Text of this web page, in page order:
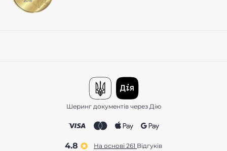
Шеринг документів через Дію
4.8 На основі 261 відгуків